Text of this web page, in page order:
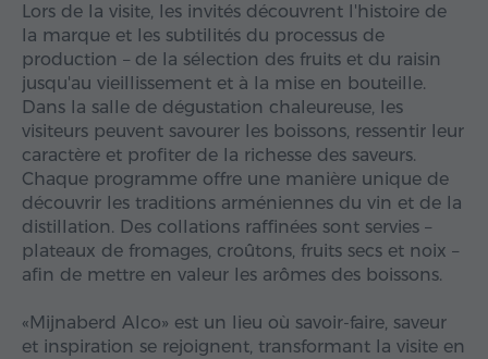
Lors de la visite, les invités découvrent l'histoire de
la marque et les subtilités du processus de
production – de la sélection des fruits et du raisin
jusqu'au vieillissement et à la mise en bouteille.
Dans la salle de dégustation chaleureuse, les
visiteurs peuvent savourer les boissons, ressentir leur
caractère et profiter de la richesse des saveurs.
Chaque programme offre une manière unique de
découvrir les traditions arméniennes du vin et de la
distillation. Des collations raffinées sont servies –
plateaux de fromages, croûtons, fruits secs et noix –
afin de mettre en valeur les arômes des boissons.
«Mijnaberd Alco» est un lieu où savoir-faire, saveur
et inspiration se rejoignent, transformant la visite en